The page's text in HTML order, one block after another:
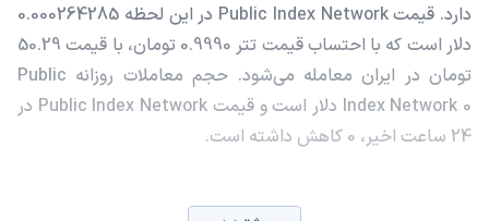
دارد. قیمت Public Index Network در این لحظه 0.000264285
دلار است که با احتساب قیمت تتر 0.9990 تومان، با قیمت 50.29
تومان در ایران معامله می‌شود. حجم معاملات روزانه Public
Index Network 0 دلار است و قیمت Public Index Network در
24 ساعت اخیر، 0 کاهش داشته است.